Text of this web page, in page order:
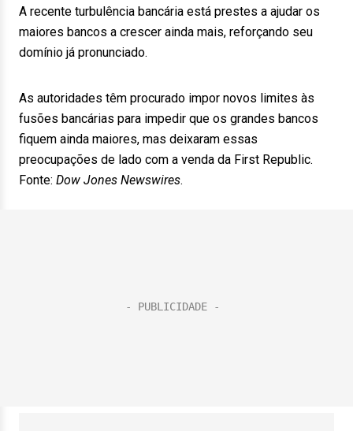
A recente turbulência bancária está prestes a ajudar os
maiores bancos a crescer ainda mais, reforçando seu
domínio já pronunciado.
As autoridades têm procurado impor novos limites às
fusões bancárias para impedir que os grandes bancos
fiquem ainda maiores, mas deixaram essas
preocupações de lado com a venda da First Republic.
Fonte: Dow Jones Newswires.